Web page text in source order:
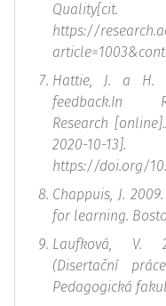
Quality[cit.
https://
Hattie, J. a H.
feedback.In
Research
2020-
https://doi.org/
Chappuis, J. 2009.
for learning.
Laufková, V.
(Disertační
Pedagogická